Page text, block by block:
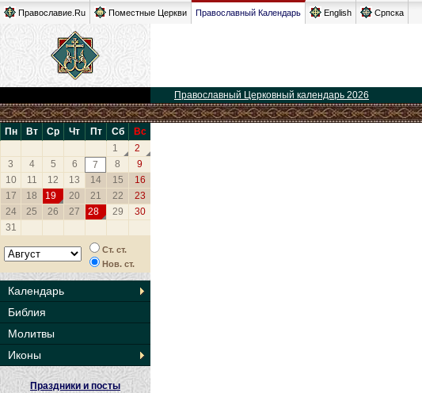
Православие.Ru Поместные Церкви Православный Календарь English Српска
Православный Церковный календарь 2026
Пн Вт Ср Чт Пт Сб
Вс
1
2
3
4 5 6 7 8
9
10
11 12 13 14 15
16
17
18 19 20 21 22
23
24
25 26 27 28 29
30
31
Ст. ст.
Нов. ст.
Календарь
Библия
Молитвы
Иконы
Праздники и посты